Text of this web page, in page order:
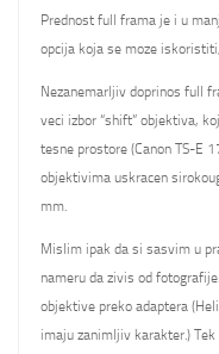
Prednost full frama je i u
opcija koja se moze
Nezanemarljiv doprinos full
veci izbor “shift” objektiva,
tesne prostore (Canon TS-E
objektivima uskracen
mm.
Mislim ipak da si sasvim u
nameru da zivis od
objektive preko adaptera
imaju zanimljiv karakter.)